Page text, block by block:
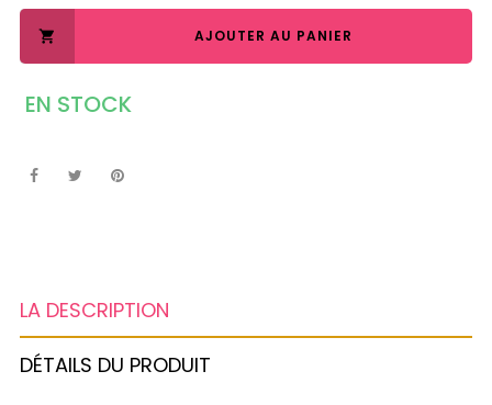
 AJOUTER AU PANIER
EN STOCK
LA DESCRIPTION
DÉTAILS DU PRODUIT